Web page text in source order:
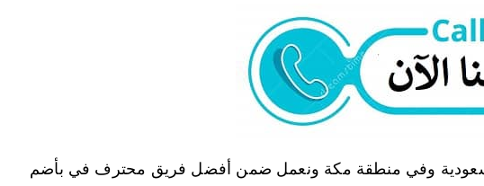
وفي منطقة مكة ونعمل ضمن أفضل فريق محترف في بأضم